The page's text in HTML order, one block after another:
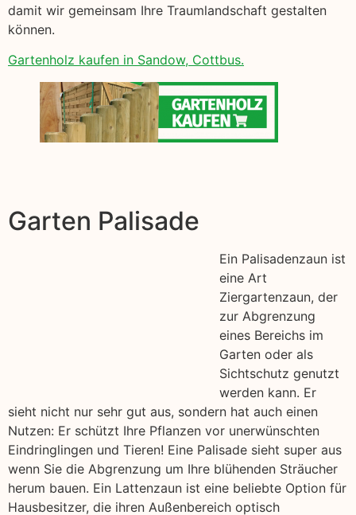
damit wir gemeinsam Ihre Traumlandschaft gestalten
können.
Gartenholz kaufen in Sandow, Cottbus.
Garten Palisade
Ein Palisadenzaun ist
eine Art
Ziergartenzaun, der
zur Abgrenzung
eines Bereichs im
Garten oder als
Sichtschutz genutzt
werden kann. Er
sieht nicht nur sehr gut aus, sondern hat auch einen
Nutzen: Er schützt Ihre Pflanzen vor unerwünschten
Eindringlingen und Tieren! Eine Palisade sieht super aus
wenn Sie die Abgrenzung um Ihre blühenden Sträucher
herum bauen. Ein Lattenzaun ist eine beliebte Option für
Hausbesitzer, die ihren Außenbereich optisch